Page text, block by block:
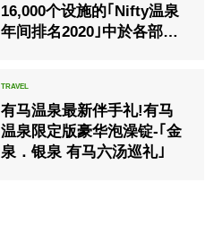
16,000个设施的｢Nifty温泉
年间排名2020｣中於各部门
有马温泉最新伴手礼!有马
温泉限定版豪华泡澡锭-｢金
泉．银泉 有马六汤巡礼｣